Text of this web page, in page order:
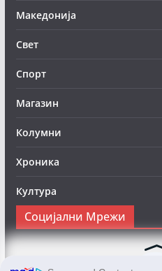
Македонија
Свет
Спорт
Магазин
Колумни
Хроника
Култура
Социјални Мрежи